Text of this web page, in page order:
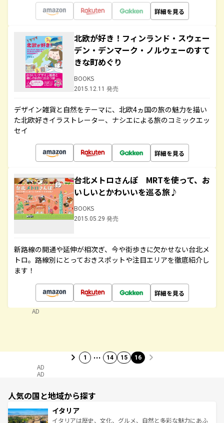
詳細を見る
北欧が好き！フィンランド・スウェー
デン・デンマーク・ノルウェーのすて
きな町めぐり
BOOKS
2015.12.11 発売
デザイン雑貨と自然をテーマに、北欧4ヵ国の旅の魅力を描い
た北欧好きイラストレーター、ナシエによる旅のコミックエッ
セイ
詳細を見る
台北メトロさんぽ MRTを使って、お
いしいとかわいいを巡る旅♪
BOOKS
2015.05.29 発売
新路線の開通や延伸が相次ぎ、今や街歩きに欠かせない台北メ
トロ。路線別にとっておきスポットや注目エリアを徹底紹介し
ます！
詳細を見る
AD
1 … 14 15 16
AD
AD
人気の国と地域から探す
イタリア
イタリアは歴史、文化、グルメ、自然と多彩な魅力にあふ